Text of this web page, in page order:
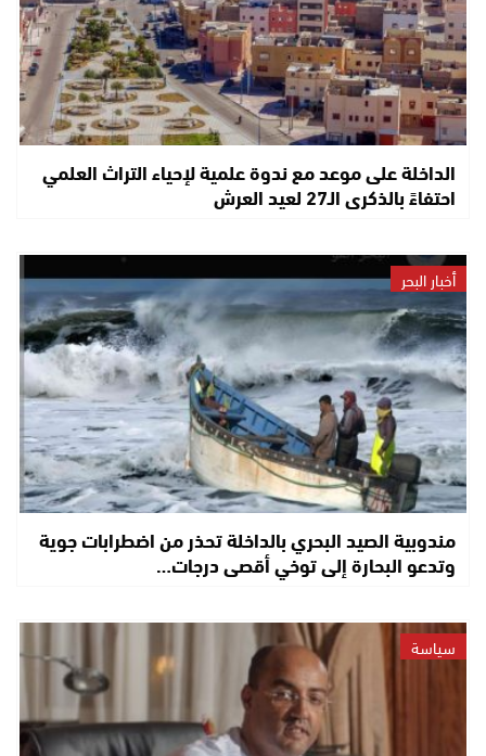
الداخلة على موعد مع ندوة علمية لإحياء التراث العلمي
احتفاءً بالذكرى الـ27 لعيد العرش
أخبار البحر
مندوبية الصيد البحري بالداخلة تحذر من اضطرابات جوية
وتدعو البحارة إلى توخي أقصى درجات…
سياسة